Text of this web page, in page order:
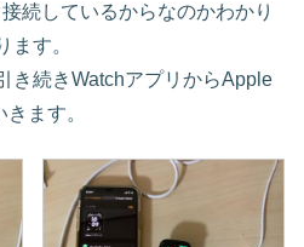
続しているからなのかわかり
ます。
き続きWatchアプリからApple
ます。